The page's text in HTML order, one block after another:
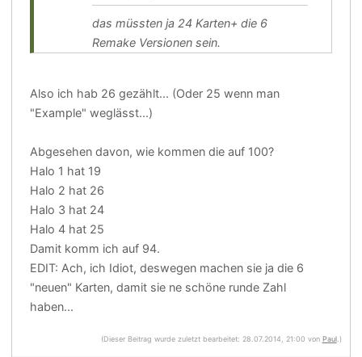
das müssten ja 24 Karten+ die 6
Remake Versionen sein.
Also ich hab 26 gezählt... (Oder 25 wenn man
"Example" weglässt...)
Abgesehen davon, wie kommen die auf 100?
Halo 1 hat 19
Halo 2 hat 26
Halo 3 hat 24
Halo 4 hat 25
Damit komm ich auf 94.
EDIT: Ach, ich Idiot, deswegen machen sie ja die 6
"neuen" Karten, damit sie ne schöne runde Zahl
haben...
(Dieser Beitrag wurde zuletzt bearbeitet: 28.07.2014, 21:00 von Paul.)